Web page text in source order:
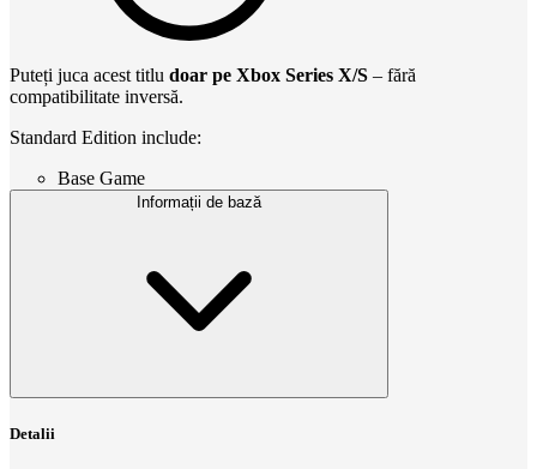
Puteți juca acest titlu doar pe Xbox Series X/S – fără
compatibilitate inversă.
Standard Edition include:
Base Game
Informații de bază
Detalii